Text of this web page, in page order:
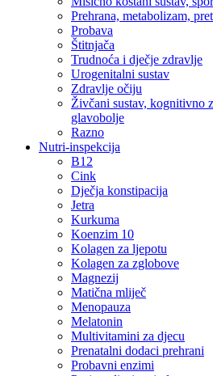
Prehrana, metabolizam,
Probava
Štitnjača
Trudnoća i dječje zdravlje
Urogenitalni sustav
Zdravlje očiju
Živčani sustav, kognitivno
glavobolje
Razno
Nutri-inspekcija
B12
Cink
Dječja konstipacija
Jetra
Kurkuma
Koenzim 10
Kolagen za ljepotu
Kolagen za zglobove
Magnezij
Matična mliječ
Menopauza
Melatonin
Multivitamini za djecu
Prenatalni dodaci prehrani
Probavni enzimi